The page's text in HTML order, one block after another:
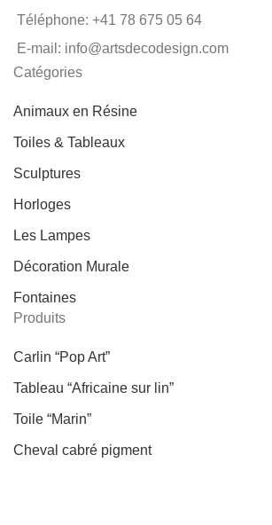
Téléphone: +41 78 675 05 64
E-mail: info@artsdecodesign.com
Catégories
Animaux en Résine
Toiles & Tableaux
Sculptures
Horloges
Les Lampes
Décoration Murale
Fontaines
Produits
Carlin “Pop Art”
Tableau “Africaine sur lin”
Toile “Marin”
Cheval cabré pigment